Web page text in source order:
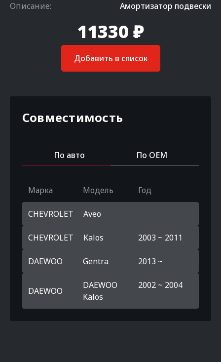
Описание: Амортизатор подвески
11330 ₽
Добавить в список
Совместимость
По авто По OEM
Марка Модель Год
CHEVROLET Aveo
CHEVROLET Kalos 2003 ~ 2011
DAEWOO Gentra 2013 ~
DAEWOO
DAEWOO
Kalos
2002 ~ 2004